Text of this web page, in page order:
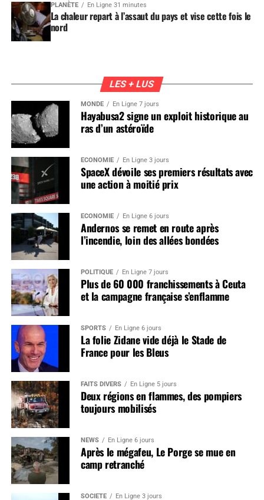
PLANÈTE En Ligne 31 minutes
La chaleur repart à l’assaut du pays et vise cette fois le
nord
LES + LUS
MONDE En Ligne 7 jours
Hayabusa2 signe un exploit historique au
ras d’un astéroïde
ÉCONOMIE En Ligne 3 jours
SpaceX dévoile ses premiers résultats avec
une action à moitié prix
ÉCONOMIE En Ligne 6 jours
Andernos se remet en route après
l’incendie, loin des allées bondées
POLITIQUE En Ligne 7 jours
Plus de 60 000 franchissements à Ceuta
et la campagne française s’enflamme
SPORTS En Ligne 6 jours
La folie Zidane vide déjà le Stade de
France pour les Bleus
FAITS DIVERS En Ligne 5 jours
Deux régions en flammes, des pompiers
toujours mobilisés
NEWS En Ligne 6 jours
Après le mégafeu, Le Porge se mue en
camp retranché
SOCIÉTÉ En Ligne 3 jours